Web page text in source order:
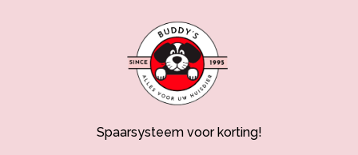
Voedingsdeskundige aanwezig